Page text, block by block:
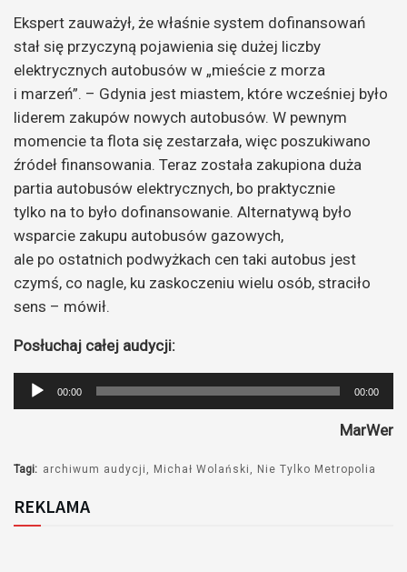
Ekspert zauważył, że właśnie system dofinansowań
stał się przyczyną pojawienia się dużej liczby
elektrycznych autobusów w „mieście z morza
i marzeń”. – Gdynia jest miastem, które wcześniej było
liderem zakupów nowych autobusów. W pewnym
momencie ta flota się zestarzała, więc poszukiwano
źródeł finansowania. Teraz została zakupiona duża
partia autobusów elektrycznych, bo praktycznie
tylko na to było dofinansowanie. Alternatywą było
wsparcie zakupu autobusów gazowych,
ale po ostatnich podwyżkach cen taki autobus jest
czymś, co nagle, ku zaskoczeniu wielu osób, straciło
sens – mówił.
Posłuchaj całej audycji:
Odtwarzacz
plików
00:00 00:00
MarWer
Tagi: archiwum audycji Michał Wolański Nie Tylko Metropolia
REKLAMA